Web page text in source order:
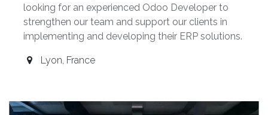
looking for an experienced Odoo Developer to
strengthen our team and support our clients in
implementing and developing their ERP solutions.
Lyon, France